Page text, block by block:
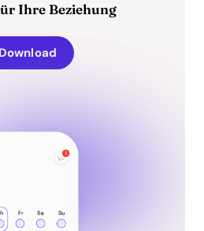
Ihre Beziehung
Download